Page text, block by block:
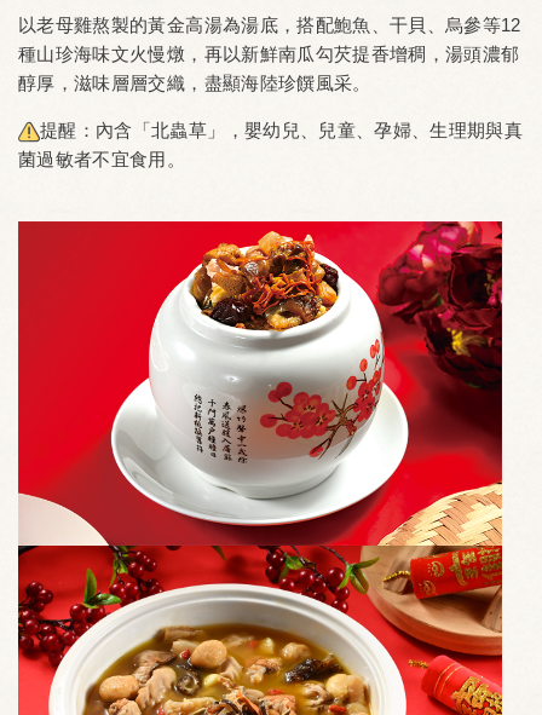
以老母雞熬製的黃金高湯為湯底，搭配鮑魚、干貝、烏參等12
種山珍海味文火慢燉，再以新鮮南瓜勾芡提香增稠，湯頭濃郁
醇厚，滋味層層交織，盡顯海陸珍饌風采。
提醒：內含「北蟲草」，嬰幼兒、兒童、孕婦、生理期與真
菌過敏者不宜食用。